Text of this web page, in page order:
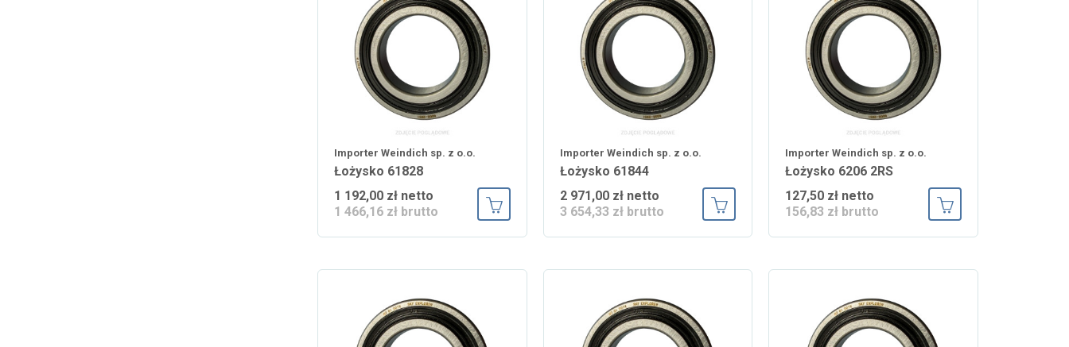
Importer Weindich sp. z o.o.
Łożysko 61828
1 192,00 zł netto
1 466,16 zł brutto
Importer Weindich sp. z o.o.
Łożysko 61844
2 971,00 zł netto
3 654,33 zł brutto
Importer Weindich sp. z o.o.
Łożysko 6206 2RS
127,50 zł netto
156,83 zł brutto